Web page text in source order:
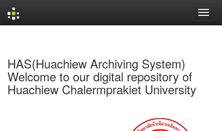
HAS(Huachiew Archiving System)
Welcome to our digital repository of
Huachiew Chalermprakiet University